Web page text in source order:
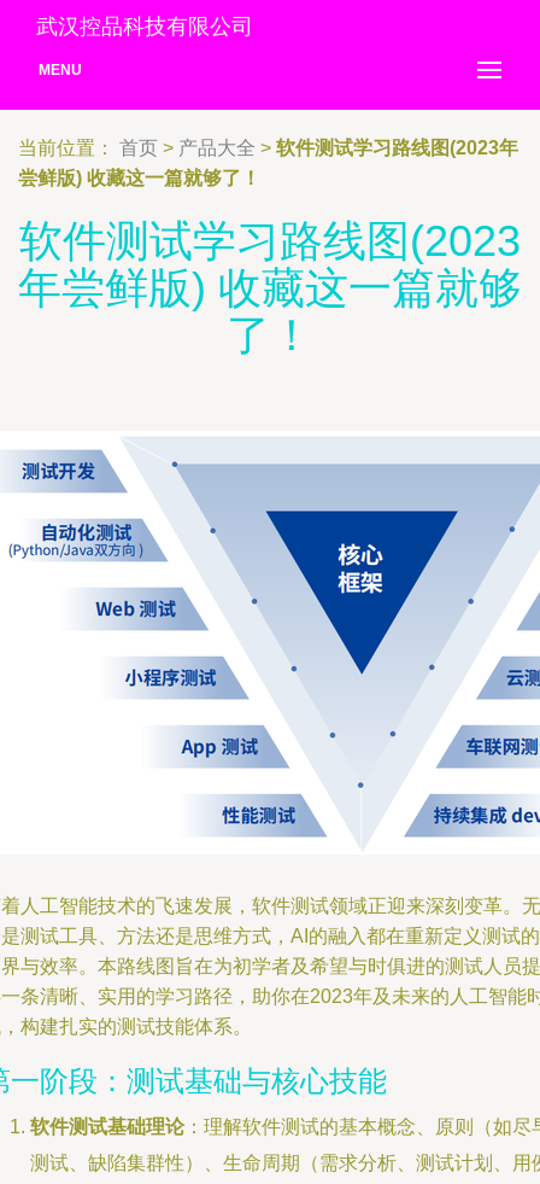
武汉控品科技有限公司
MENU
当前位置： 首页 > 产品大全 > 软件测试学习路线图(2023年
尝鲜版) 收藏这一篇就够了！
软件测试学习路线图(2023
年尝鲜版) 收藏这一篇就够
了！
人工智能技术的飞速发展，软件测试领域正迎来深刻变革。无
测试工具、方法还是思维方式，AI的融入都在重新定义测试的
与效率。本路线图旨在为初学者及希望与时俱进的测试人员提
条清晰、实用的学习路径，助你在2023年及未来的人工智能
构建扎实的测试技能体系。
一阶段：测试基础与核心技能
软件测试基础理论：理解软件测试的基本概念、原则（如尽
测试、缺陷集群性）、生命周期（需求分析、测试计划、用